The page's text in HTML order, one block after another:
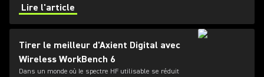
gestion du spectre des fréquences HF, où que ce soit.
Lire l'article
Tirer le meilleur d'Axient Digital avec
Wireless WorkBench 6
Dans un monde où Ie spectre HF utilisable se réduit